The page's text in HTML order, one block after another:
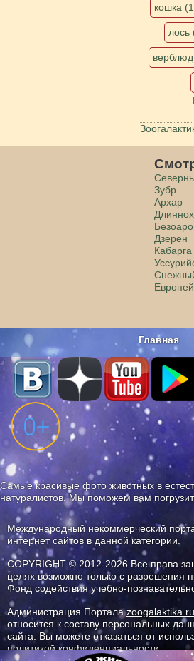
кошка
лось
Зубр
Архар
Дзерен
Кабарга
Главная
Наши
Самые красивые фото животных в
натуралистов. Мы поможем вам
Международный некоммерческий
интернет сайтов в данной категории.
COPYRIGHT © 2012-2026 Все права
целях возможно только с разрешения
Фонд содействия учебно-
Администрация Порталаzoogalaktika.ru
относится к составу персональных
сайта. Вы можете отказаться от
политикой конфиденциальности.